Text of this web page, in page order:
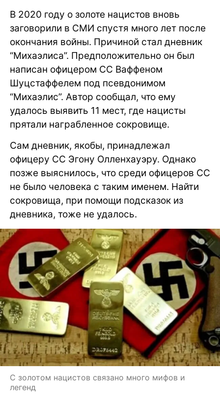
В 2020 году о золоте нацистов вновь
заговорили в СМИ спустя много лет после
окончания войны. Причиной стал дневник
“Михаэлиса”. Предположительно он был
написан офицером СС Ваффеном
Шуцстаффелем под псевдонимом
“Михаэлис”. Автор сообщал, что ему
удалось выявить 11 мест, где нацисты
прятали награбленное сокровище.
Сам дневник, якобы, принадлежал
офицеру СС Эгону Олленхауэру. Однако
позже выяснилось, что среди офицеров СС
не было человека с таким именем. Найти
сокровища, при помощи подсказок из
дневника, тоже не удалось.
С золотом нацистов связано много мифов и
легенд